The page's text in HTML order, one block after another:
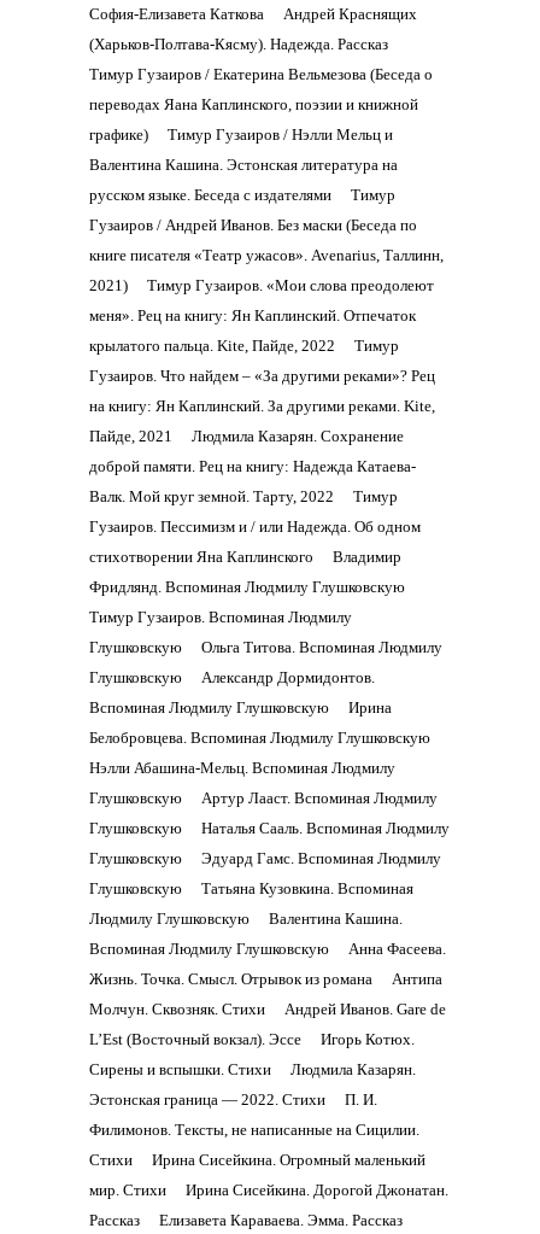
София-Елизавета Каткова
Андрей Краснящих
(Харьков-Полтава-Кясму). Надежда. Рассказ
Тимур Гузаиров / Екатерина Вельмезова (Беседа о
переводах Яана Каплинского, поэзии и книжной
графике)
Тимур Гузаиров / Нэлли Мельц и
Валентина Кашина. Эстонская литература на
русском языке. Беседа с издателями
Тимур
Гузаиров / Андрей Иванов. Без маски (Беседа по
книге писателя «Театр ужасов». Avenarius, Таллинн,
2021)
Тимур Гузаиров. «Мои слова преодолеют
меня». Рец на книгу: Ян Каплинский. Отпечаток
крылатого пальца. Kite, Пайде, 2022
Тимур
Гузаиров. Что найдем – «За другими реками»? Рец
на книгу: Ян Каплинский. За другими реками. Kite,
Пайде, 2021
Людмила Казарян. Сохранение
доброй памяти. Рец на книгу: Надежда Катаева-
Валк. Мой круг земной. Тарту, 2022
Тимур
Гузаиров. Пессимизм и / или Надежда. Об одном
стихотворении Яна Каплинского
Владимир
Фридлянд. Вспоминая Людмилу Глушковскую
Тимур Гузаиров. Вспоминая Людмилу
Глушковскую
Ольга Титова. Вспоминая Людмилу
Глушковскую
Александр Дормидонтов.
Вспоминая Людмилу Глушковскую
Ирина
Белобровцева. Вспоминая Людмилу Глушковскую
Нэлли Абашина-Мельц. Вспоминая Людмилу
Глушковскую
Артур Лааст. Вспоминая Людмилу
Глушковскую
Наталья Сааль. Вспоминая Людмилу
Глушковскую
Эдуард Гамс. Вспоминая Людмилу
Глушковскую
Татьяна Кузовкина. Вспоминая
Людмилу Глушковскую
Валентина Кашина.
Вспоминая Людмилу Глушковскую
Анна Фасеева.
Жизнь. Точка. Смысл. Отрывок из романа
Антипа
Молчун. Сквозняк. Стихи
Андрей Иванов. Gare de
L’Est (Восточный вокзал). Эссе
Игорь Котюх.
Сирены и вспышки. Стихи
Людмила Казарян.
Эстонская граница — 2022. Стихи
П. И.
Филимонов. Тексты, не написанные на Сицилии.
Стихи
Ирина Сисейкина. Огромный маленький
мир. Стихи
Ирина Сисейкина. Дорогой Джонатан.
Рассказ
Елизавета Караваева. Эмма. Рассказ